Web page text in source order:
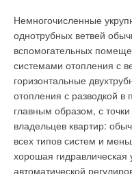
Немногочисленные
однотрубных ветвей
вспомогательных
системами отопления с
горизонтальные
отопления с разводкой
главным образом, с
владельцев квартир:
всех типов систем и
хорошая гидравлическая
автоматической
Рис. 6.
подключение
насоса PumpMeter через
регистрирует текущее
напор, и использует эту
работает ли насос в
Частотный
изготавливается для
может монтироваться на
управления и является